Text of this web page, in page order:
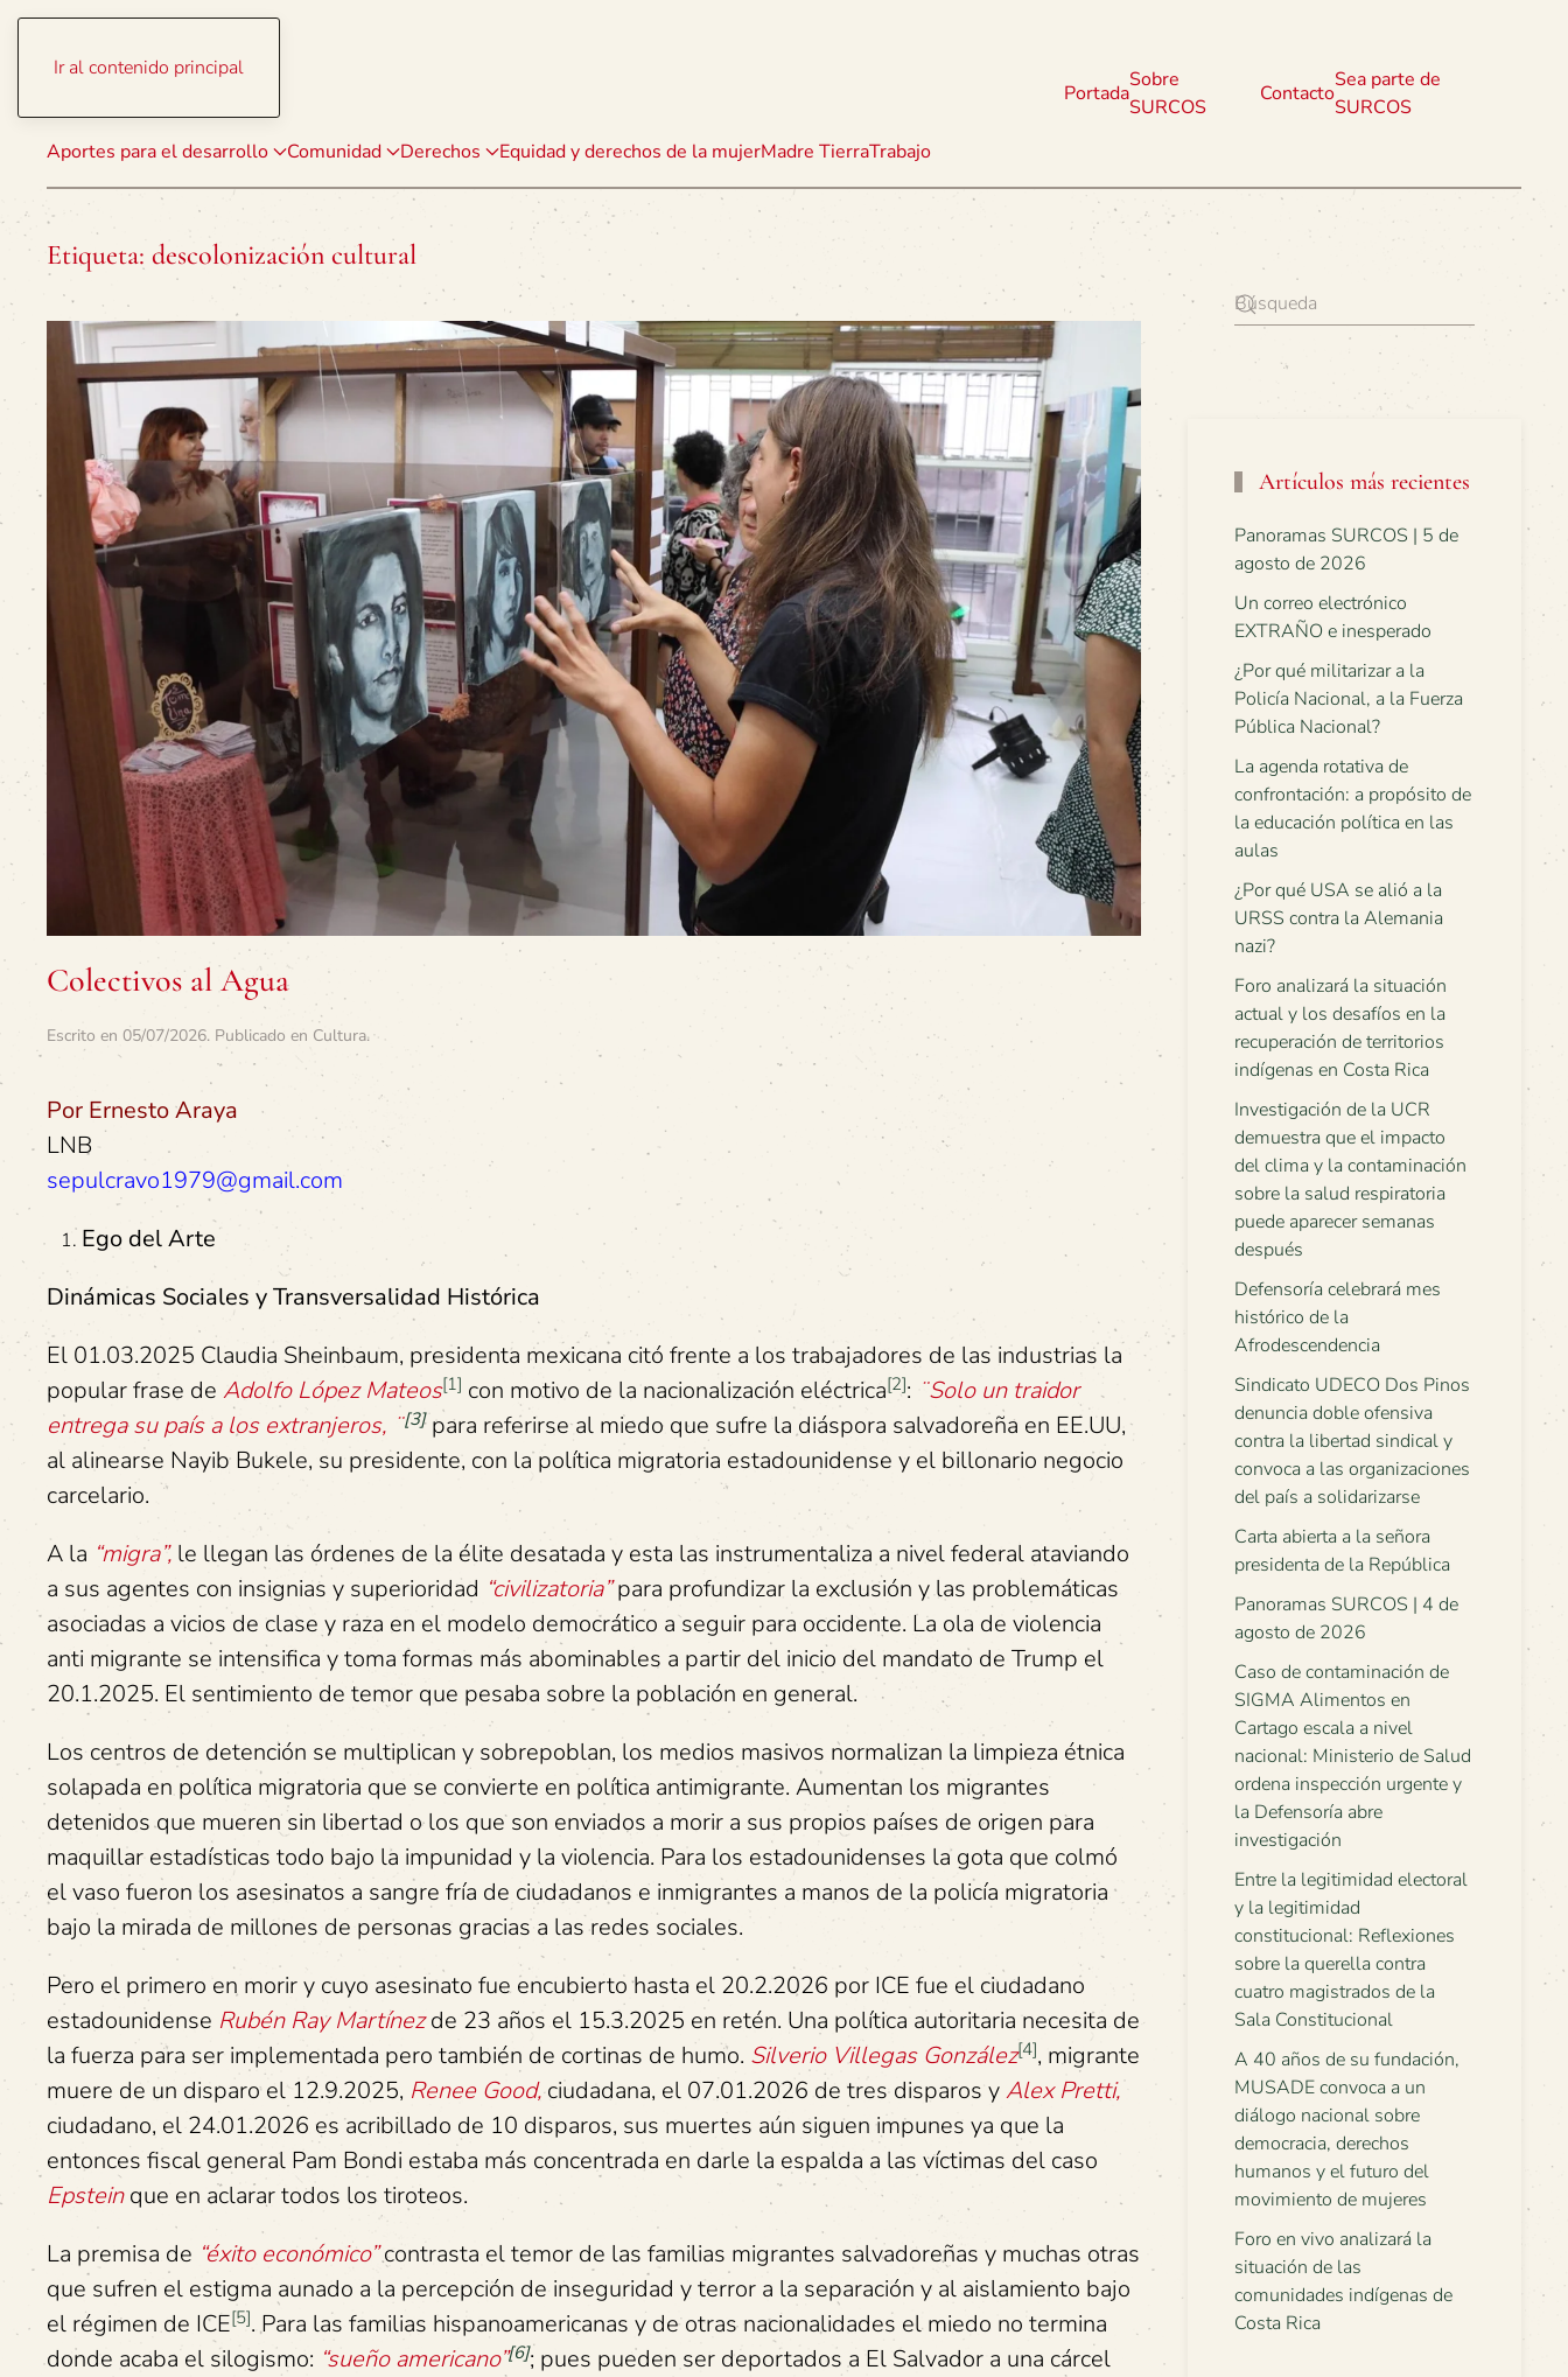
Ir al contenido principal
Aportes para el desarrollo Comunidad Derechos Equidad y derechos de la mujerMadre TierraTrabajo
Portada
Sobre
SURCOS
Contacto
Sea parte de
SURCOS
Etiqueta: descolonización cultural
Colectivos al Agua
Escrito en 05/07/2026. Publicado en Cultura.
Por Ernesto Araya
LNB
sepulcravo1979@gmail.com
Ego del Arte
Dinámicas Sociales y Transversalidad Histórica
El 01.03.2025 Claudia Sheinbaum, presidenta mexicana citó frente a los trabajadores de las industrias la
popular frase de Adolfo López Mateos[1] con motivo de la nacionalización eléctrica[2]: ¨Solo un traidor
entrega su país a los extranjeros, ¨[3]para referirse al miedo que sufre la diáspora salvadoreña en EE.UU,
al alinearse Nayib Bukele, su presidente, con la política migratoria estadounidense y el billonario negocio
carcelario.
A la “migra”, le llegan las órdenes de la élite desatada y esta las instrumentaliza a nivel federal ataviando
a sus agentes con insignias y superioridad “civilizatoria”para profundizar la exclusión y las problemáticas
asociadas a vicios de clase y raza en el modelo democrático a seguir para occidente. La ola de violencia
anti migrante se intensifica y toma formas más abominables a partir del inicio del mandato de Trump el
20.1.2025. El sentimiento de temor que pesaba sobre la población en general.
Los centros de detención se multiplican y sobrepoblan, los medios masivos normalizan la limpieza étnica
solapada en política migratoria que se convierte en política antimigrante. Aumentan los migrantes
detenidos que mueren sin libertad o los que son enviados a morir a sus propios países de origen para
maquillar estadísticas todo bajo la impunidad y la violencia. Para los estadounidenses la gota que colmó
el vaso fueron los asesinatos a sangre fría de ciudadanos e inmigrantes a manos de la policía migratoria
bajo la mirada de millones de personas gracias a las redes sociales.
Pero el primero en morir y cuyo asesinato fue encubierto hasta el 20.2.2026 por ICE fue el ciudadano
estadounidense Rubén Ray Martínezde 23 años el 15.3.2025 en retén. Una política autoritaria necesita de
la fuerza para ser implementada pero también de cortinas de humo. Silverio Villegas González[4], migrante
muere de un disparo el 12.9.2025, Renee Good,ciudadana, el 07.01.2026 de tres disparos yAlex Pretti,
ciudadano, el 24.01.2026 es acribillado de 10 disparos, sus muertes aún siguen impunes ya que la
entonces fiscal general Pam Bondi estaba más concentrada en darle la espalda a las víctimas del caso
Epsteinque en aclarar todos los tiroteos.
La premisa de “éxito económico”contrasta el temor de las familias migrantes salvadoreñas y muchas otras
que sufren el estigma aunado a la percepción de inseguridad y terror a la separación y al aislamiento bajo
el régimen de ICE[5]. Para las familias hispanoamericanas y de otras nacionalidades el miedo no termina
donde acaba el silogismo: “sueño americano”[6]; pues pueden ser deportados a El Salvador a una cárcel
Artículos más recientes
Panoramas SURCOS | 5 de
agosto de 2026
Un correo electrónico
EXTRAÑO e inesperado
¿Por qué militarizar a la
Policía Nacional, a la Fuerza
Pública Nacional?
La agenda rotativa de
confrontación: a propósito de
la educación política en las
aulas
¿Por qué USA se alió a la
URSS contra la Alemania
nazi?
Foro analizará la situación
actual y los desafíos en la
recuperación de territorios
indígenas en Costa Rica
Investigación de la UCR
demuestra que el impacto
del clima y la contaminación
sobre la salud respiratoria
puede aparecer semanas
después
Defensoría celebrará mes
histórico de la
Afrodescendencia
Sindicato UDECO Dos Pinos
denuncia doble ofensiva
contra la libertad sindical y
convoca a las organizaciones
del país a solidarizarse
Carta abierta a la señora
presidenta de la República
Panoramas SURCOS | 4 de
agosto de 2026
Caso de contaminación de
SIGMA Alimentos en
Cartago escala a nivel
nacional: Ministerio de Salud
ordena inspección urgente y
la Defensoría abre
investigación
Entre la legitimidad electoral
y la legitimidad
constitucional: Reflexiones
sobre la querella contra
cuatro magistrados de la
Sala Constitucional
A 40 años de su fundación,
MUSADE convoca a un
diálogo nacional sobre
democracia, derechos
humanos y el futuro del
movimiento de mujeres
Foro en vivo analizará la
situación de las
comunidades indígenas de
Costa Rica